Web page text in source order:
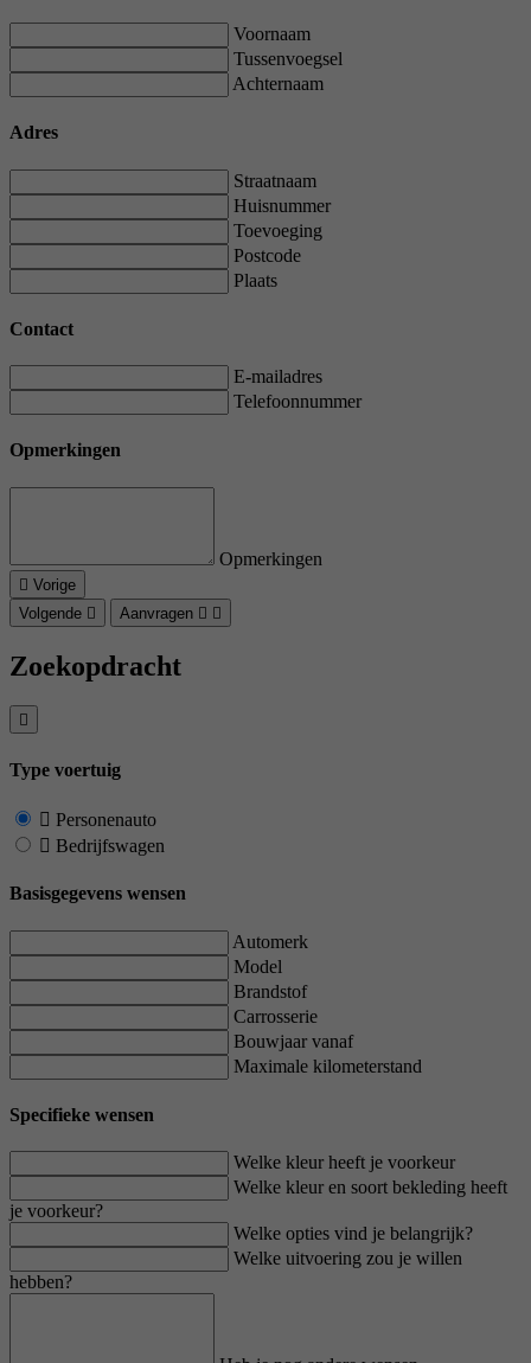
Voornaam
Tussenvoegsel
Achternaam
Adres
Straatnaam
Huisnummer
Toevoeging
Postcode
Plaats
Contact
E-mailadres
Telefoonnummer
Opmerkingen
Opmerkingen
Vorige
Volgende
Aanvragen
Zoekopdracht
Type voertuig
Personenauto
Bedrijfswagen
Basisgegevens wensen
Automerk
Model
Brandstof
Carrosserie
Bouwjaar vanaf
Maximale kilometerstand
Specifieke wensen
Welke kleur heeft je voorkeur
Welke kleur en soort bekleding heeft
je voorkeur?
Welke opties vind je belangrijk?
Welke uitvoering zou je willen
hebben?